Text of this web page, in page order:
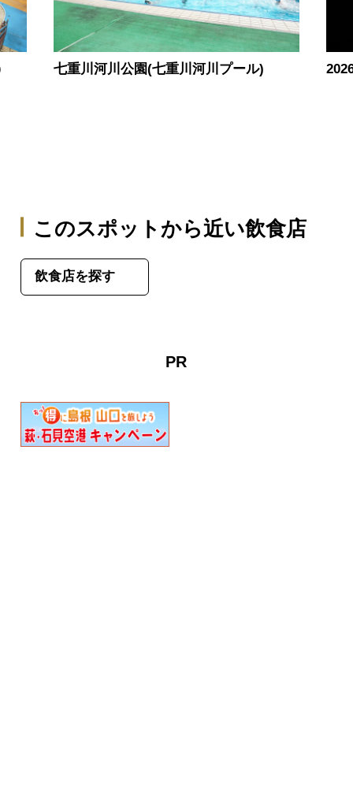
七重川河川公園(七重川河川プール)
このスポットから近い飲食店
飲食店を探す
PR